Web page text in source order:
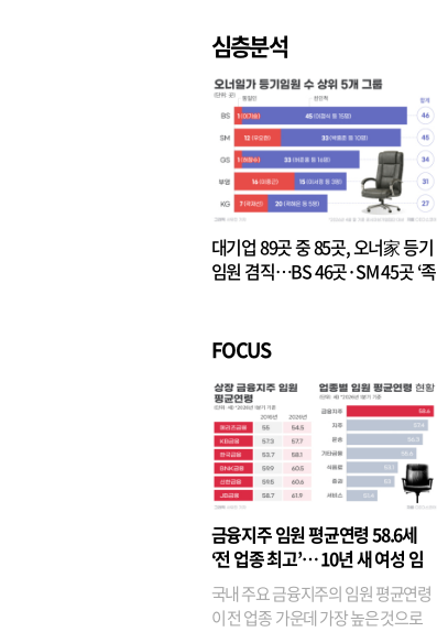
심층분석
대기업 89곳 중 85곳, 오너家 등기
임원 겸직…BS 46곳·SM 45곳 ‘족
FOCUS
금융지주 임원 평균연령 58.6세
‘전 업종 최고’… 10년 새 여성 임
원은 14배 껑충
국내 주요 금융지주의 임원 평균연령
이 전 업종 가운데 가장 높은 것으로